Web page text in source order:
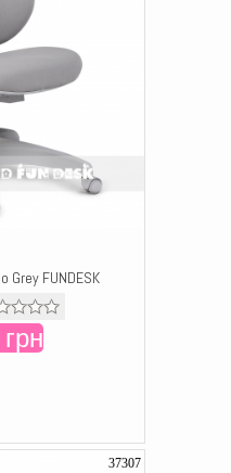
Grey FUNDESK
37307